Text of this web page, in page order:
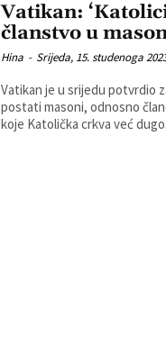
Vatikan:
članstvo u
Hina - Srijeda, 15. studenoga
Vatikan je u srijedu potvrdio
postati masoni, odnosno
koje Katolička crkva već